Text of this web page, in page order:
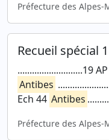
Préfecture des Alpes-
Recueil spécial
...........................19
Antibes
Ech 44 Antibes
Préfecture des Alpes-